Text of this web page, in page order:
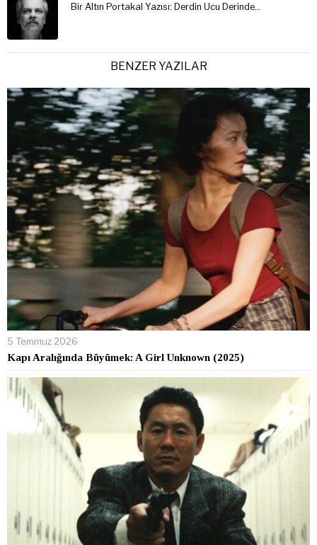
Bir Altın Portakal Yazısı: Derdin Ucu Derinde…
BENZER YAZILAR
5 Temmuz 2026
Kapı Aralığında Büyümek: A Girl Unknown (2025)